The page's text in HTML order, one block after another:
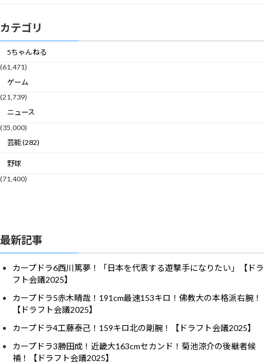
カテゴリ
5ちゃんねる
(61,471)
ゲーム
(21,739)
ニュース
(35,000)
芸能 (282)
野球
(71,400)
最新記事
カープドラ6西川篤夢！「日本を代表する遊撃手になりたい」【ドラ
フト会議2025】
カープドラ5赤木晴哉！191cm最速153キロ！佛教大の本格派右腕！
【ドラフト会議2025】
カープドラ4工藤泰己！159キロ北の剛腕！【ドラフト会議2025】
カープドラ3勝田成！近畿大163cmセカンド！菊池涼介の後継者候
補！【ドラフト会議2025】